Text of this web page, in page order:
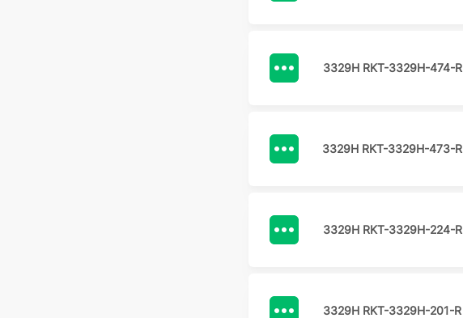
3329H RKT-3329H-474-R
3329H RKT-3329H-473-R
3329H RKT-3329H-224-R
3329H RKT-3329H-201-R